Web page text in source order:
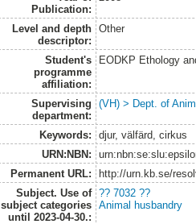
Publication:
Level and depth
descriptor:
Other
Student's
programme
affiliation:
EODKP Ethology
Supervising
department:
(VH) > Dept. of
Keywords:
djur, välfärd, cirkus
URN:NBN:
Permanent URL:
http://urn.kb.se/
Subject. Use of
subject categories
until 2023-04-30.:
?? 7032 ??
Animal husbandry